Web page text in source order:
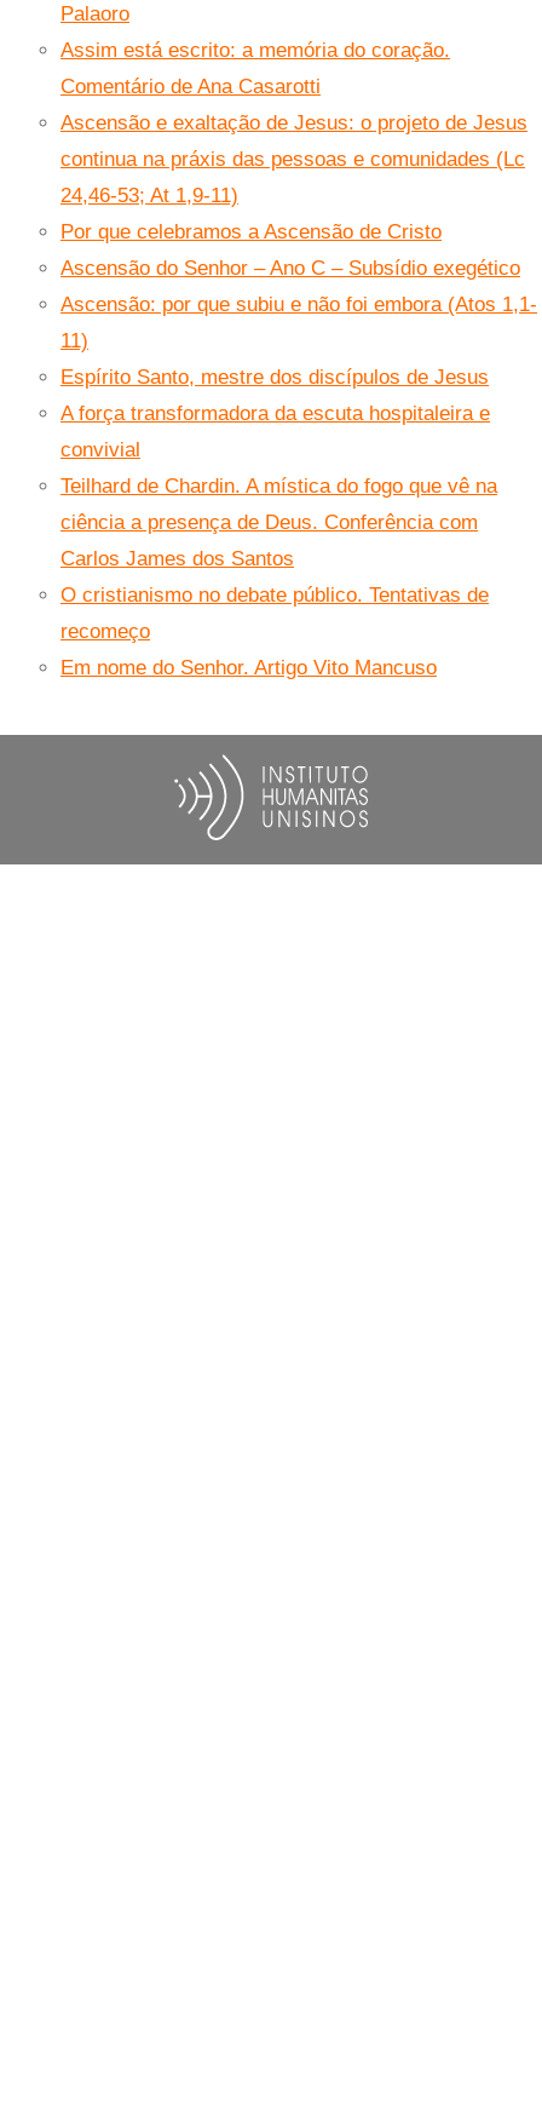
Palaoro
Assim está escrito: a memória do coração.
Comentário de Ana Casarotti
Ascensão e exaltação de Jesus: o projeto de Jesus
continua na práxis das pessoas e comunidades (Lc
24,46-53; At 1,9-11)
Por que celebramos a Ascensão de Cristo
Ascensão do Senhor – Ano C – Subsídio exegético
Ascensão: por que subiu e não foi embora (Atos 1,1-
11)
Espírito Santo, mestre dos discípulos de Jesus
A força transformadora da escuta hospitaleira e
convivial
Teilhard de Chardin. A mística do fogo que vê na
ciência a presença de Deus. Conferência com
Carlos James dos Santos
O cristianismo no debate público. Tentativas de
recomeço
Em nome do Senhor. Artigo Vito Mancuso